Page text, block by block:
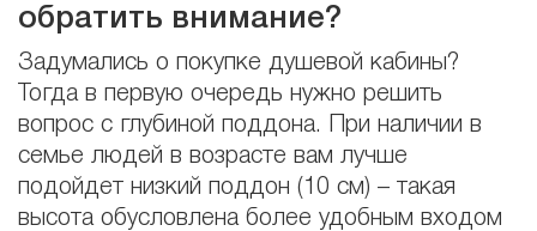
обратить внимание?
Задумались о покупке душевой кабины?
Тогда в первую очередь нужно решить
вопрос с глубиной поддона. При наличии в
семье людей в возрасте вам лучше
подойдет низкий поддон (10 см) – такая
высота обусловлена более удобным входом